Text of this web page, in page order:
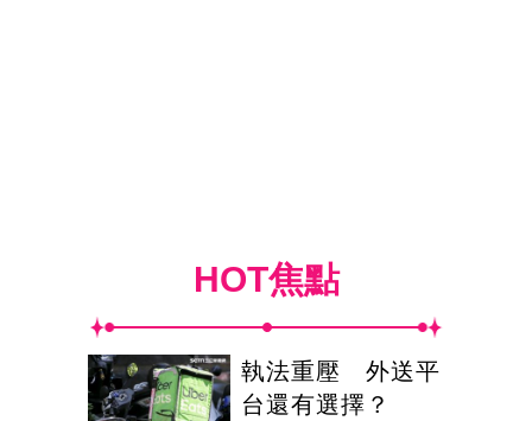
HOT焦點
執法重壓 外送平
台還有選擇？